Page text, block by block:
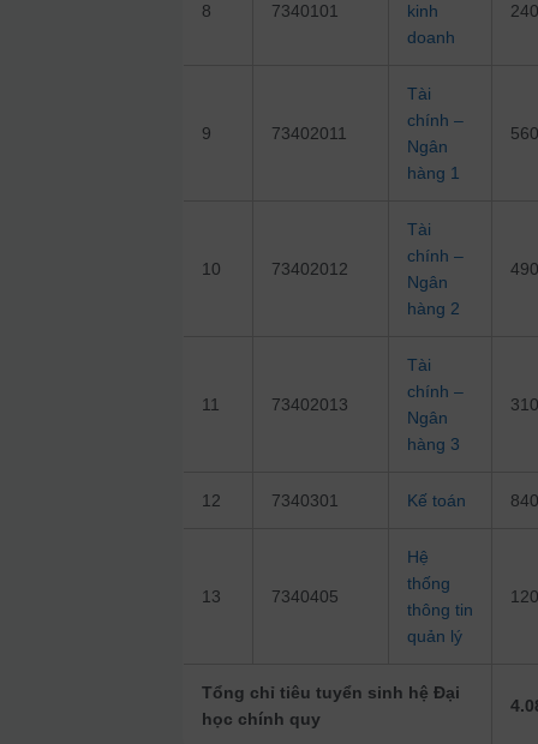
8 7340101
kinh
doanh
9 73402011
Tài
chính –
Ngân
hàng 1
10 73402012
Tài
chính –
Ngân
hàng 2
11 73402013
Tài
chính –
Ngân
hàng 3
12 7340301 Kế toán
13 7340405
Hệ
thống
thông tin
quản lý
Tổng chỉ tiêu tuyển sinh hệ Đại
học chính quy